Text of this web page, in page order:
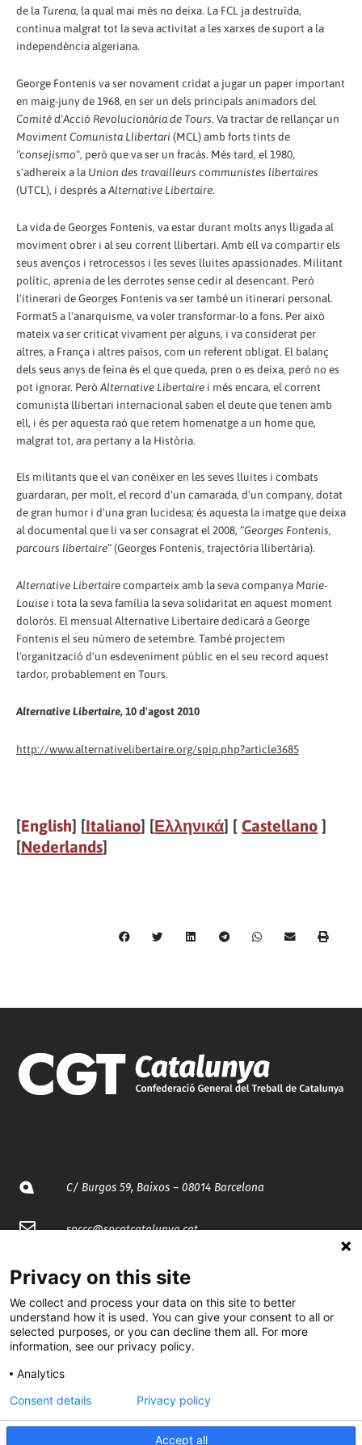
de la Turena, la qual mai més no deixa. La FCL ja destruïda,
continua malgrat tot la seva activitat a les xarxes de suport a la
independència algeriana.
George Fontenis va ser novament cridat a jugar un paper important
en maig-juny de 1968, en ser un dels principals animadors del
Comitè d'Acció Revolucionària de Tours. Va tractar de rellançar un
Moviment Comunista Llibertari (MCL) amb forts tints de
"consejismo", però que va ser un fracàs. Més tard, el 1980,
s'adhereix a la Union des travailleurs communistes libertaires
(UTCL), i després aAlternative Libertaire.
La vida de Georges Fontenis, va estar durant molts anys lligada al
moviment obrer i al seu corrent llibertari. Amb ell va compartir els
seus avenços i retrocessos i les seves lluites apassionades. Militant
polític, aprenia de les derrotes sense cedir al desencant. Però
l'itinerari de Georges Fontenis va ser també un itinerari personal.
Format5 a l'anarquisme, va voler transformar-lo a fons. Per això
mateix va ser criticat vivament per alguns, i va considerat per
altres, a França i altres països, com un referent obligat. El balanç
dels seus anys de feina és el que queda, pren o es deixa, però no es
pot ignorar. Però Alternative Libertaire i més encara, el corrent
comunista llibertari internacional saben el deute que tenen amb
ell, i és per aquesta raó que retem homenatge a un home que,
malgrat tot, ara pertany a la Història.
Els militants que el van conèixer en les seves lluites i combats
guardaran, per molt, el record d'un camarada, d'un company, dotat
de gran humor i d'una gran lucidesa; és aquesta la imatge que deixa
al documental que li va ser consagrat el 2008, “Georges Fontenis,
parcours libertaire” (Georges Fontenis, trajectòria llibertària).
Alternative Libertaire comparteix amb la seva companya Marie-
Louise i tota la seva família la seva solidaritat en aquest moment
dolorós. El mensual Alternative Libertaire dedicarà a George
Fontenis el seu número de setembre. També projectem
l'organització d'un esdeveniment públic en el seu record aquest
tardor, probablement en Tours.
Alternative Libertaire, 10 d'agost 2010
http://www.alternativelibertaire.org/spip.php?article3685
[English] [Italiano] [Ελληνικά] [ Castellano ]
[Nederlands]
C/ Burgos 59, Baixos – 08014 Barcelona
spccc@spcgtcatalunya.cat
@CGTCatalunya
cgtcatalunya
CGTCatalunya
cgtcatalunya
Privacy on this site
We collect and process your data on this site to better
understand how it is used. You can give your consent to all or
selected purposes, or you can decline them all. For more
information, see our privacy policy.
Analytics
Accept all
Consent details Privacy policy